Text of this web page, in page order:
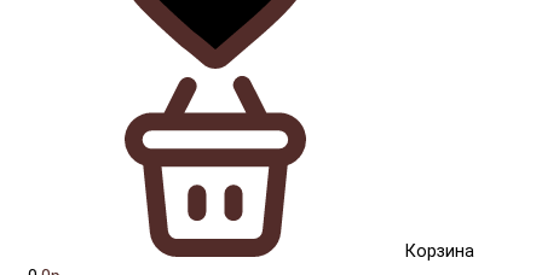
Корзина